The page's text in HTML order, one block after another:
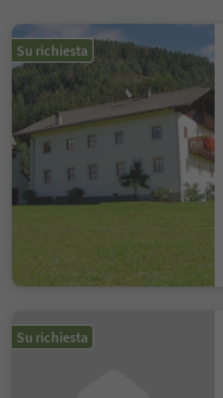
Su richiesta
Su richiesta